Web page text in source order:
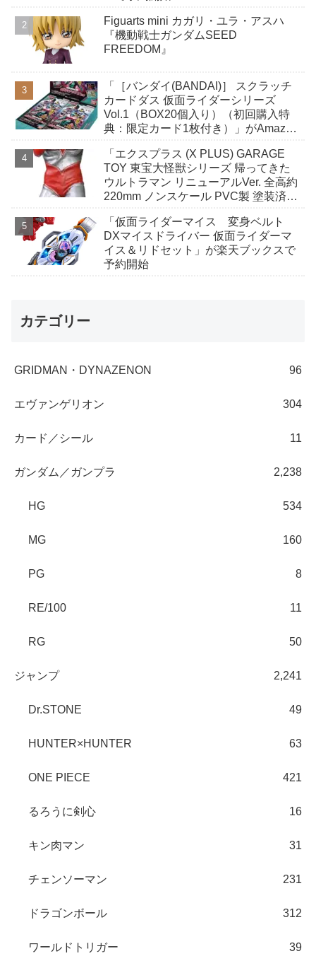
Figuarts mini カガリ・ユラ・アスハ
『機動戦士ガンダムSEED
FREEDOM』
「［バンダイ(BANDAI)］ スクラッチ
カードダス 仮面ライダーシリーズ
Vol.1（BOX20個入り）（初回購入特
典：限定カード1枚付き）」がAmazon
「エクスプラス (X PLUS) GARAGE
TOY 東宝大怪獣シリーズ 帰ってきた
ウルトラマン リニューアルVer. 全高約
220mm ノンスケール PVC製 塗装済み
開始
「仮面ライダーマイス 変身ベルト
DXマイスドライバー 仮面ライダーマ
イス＆リドセット」が楽天ブックスで
予約開始
カテゴリー
GRIDMAN・DYNAZENON 96
エヴァンゲリオン 304
カード／シール 11
ガンダム／ガンプラ 2,238
HG 534
MG 160
PG 8
RE/100 11
RG 50
ジャンプ 2,241
Dr.STONE 49
HUNTER×HUNTER 63
ONE PIECE 421
るろうに剣心 16
キン肉マン 31
チェンソーマン 231
ドラゴンボール 312
ワールドトリガー 39